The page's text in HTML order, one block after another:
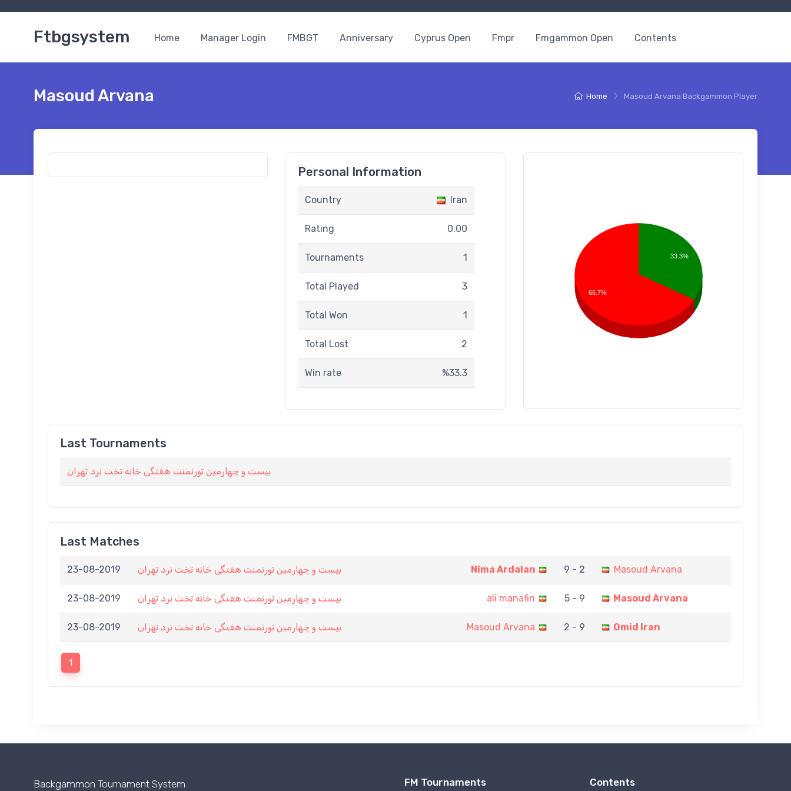
Ftbgsystem Home Manager Login FMBGT Anniversary Cyprus Open Fmpr Fmgammon Open Contents
Home Masoud Arvana Backgammon Player
Masoud Arvana
Personal Information
Country Iran
Rating 0.00
Tournaments 1
Total Played 3
Total Won 1
Total Lost 2
Win rate %33.3
33.3%
66.7%
Last Tournaments
بیست و چهارمین تورنمنت هفتگی خانه تخت نرد تهران
Last Matches
23-08-2019 بیست و چهارمین تورنمنت هفتگی خانه تخت نرد تهران Nima Ardalan 9 - 2 Masoud Arvana
23-08-2019 بیست و چهارمین تورنمنت هفتگی خانه تخت نرد تهران ali manafin 5 - 9 Masoud Arvana
23-08-2019 بیست و چهارمین تورنمنت هفتگی خانه تخت نرد تهران Masoud Arvana 2 - 9 Omid Iran
1
Backgammon Tournament System FM Tournaments Contents